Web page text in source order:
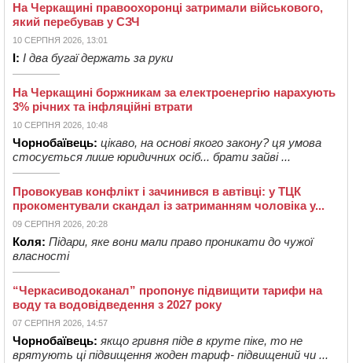
На Черкащині правоохоронці затримали військового,
який перебував у СЗЧ
10 СЕРПНЯ 2026, 13:01
І: І два бугаї держать за руки
На Черкащині боржникам за електроенергію нарахують
3% річних та інфляційні втрати
10 СЕРПНЯ 2026, 10:48
Чорнобаївець: цікаво, на основі якого закону? ця умова
стосується лише юридичних осіб... брати зайві ...
Провокував конфлікт і зачинився в автівці: у ТЦК
прокоментували скандал із затриманням чоловіка у...
09 СЕРПНЯ 2026, 20:28
Коля: Підари, яке вони мали право проникати до чужої
власності
“Черкасиводоканал” пропонує підвищити тарифи на
воду та водовідведення з 2027 року
07 СЕРПНЯ 2026, 14:57
Чорнобаївець: якщо гривня піде в круте піке, то не
врятують ці підвищення жоден тариф- підвищений чи ...